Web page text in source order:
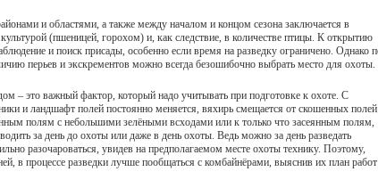
и областями, а также между началом и концом сезона заключается в
(пшеницей, горохом) и, как следствие, в количестве птицы. К открытию
и поиск присады, особенно если время на разведку ограничено. Однако
перьев и экскрементов можно всегда безошибочно выбрать место для охоты.
– это важный фактор, который надо учитывать при подготовке к охоте. С
и ландшафт полей постоянно меняется, вяхирь смещается от скошенных полей
полям с небольшими зелёными всходами или к только что засеянным полям,
за день до охоты или даже в день охоты. Ведь можно за день разведать
разочароваться, увидев на предполагаемом месте охоты технику. Поэтому,
в процессе разведки лучше пообщаться с комбайнёрами, выяснив их план работ